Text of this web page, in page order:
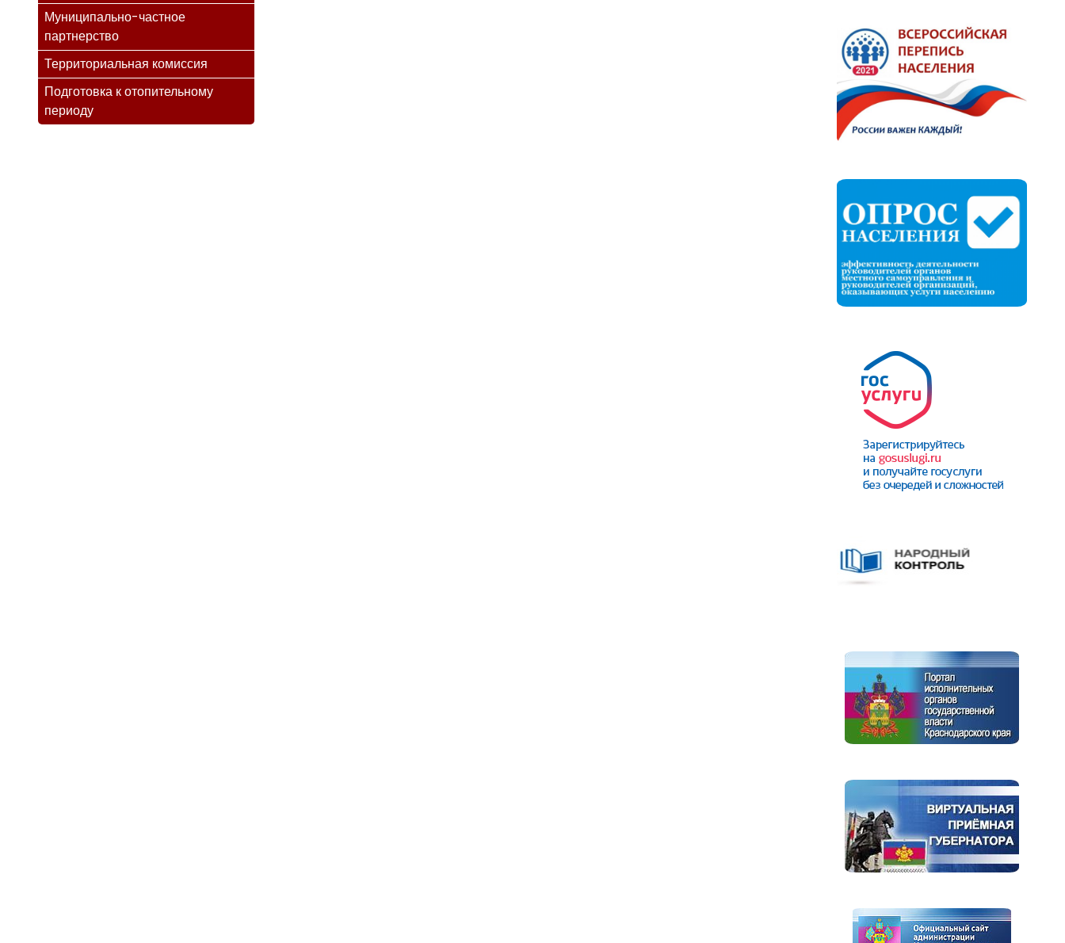
Муниципально-частное
партнерство
Территориальная комиссия
Подготовка к отопительному
периоду